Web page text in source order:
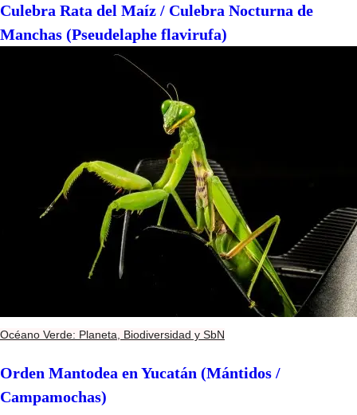
Culebra Rata del Maíz / Culebra Nocturna de
Manchas (Pseudelaphe flavirufa)
Océano Verde: Planeta, Biodiversidad y SbN
Orden Mantodea en Yucatán (Mántidos /
Campamochas)